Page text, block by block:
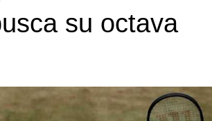
su octava